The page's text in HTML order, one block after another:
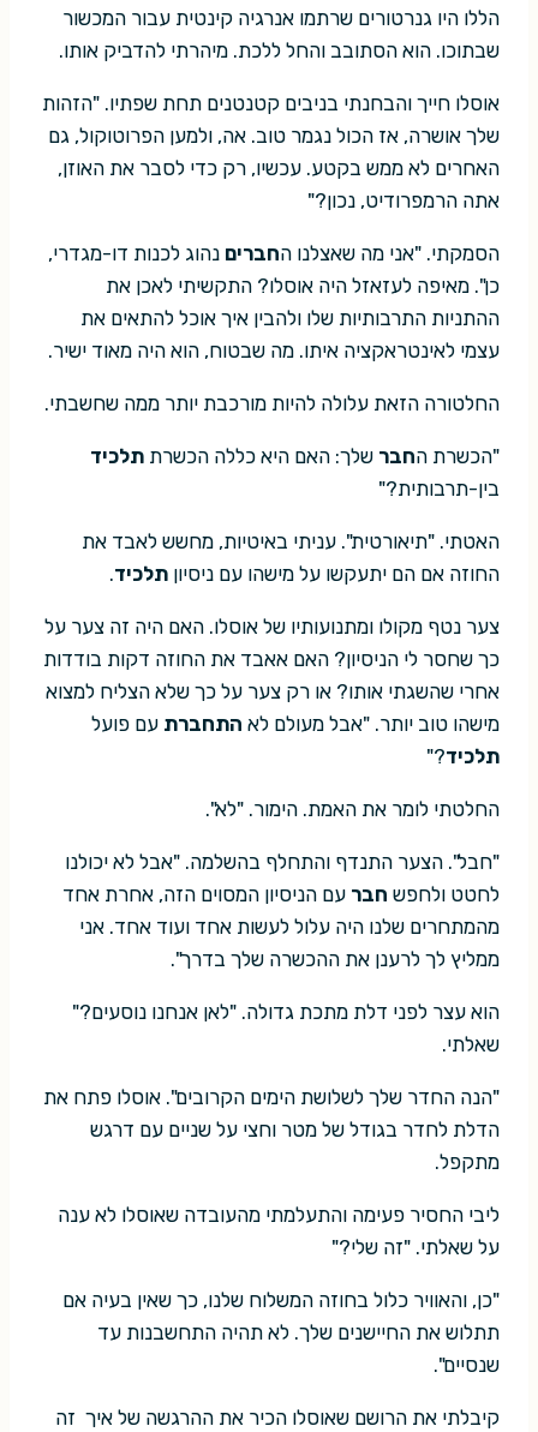
הללו היו גנרטורים שרתמו אנרגיה קינטית עבור המכשור
שבתוכו. הוא הסתובב והחל ללכת. מיהרתי להדביק אותו.
אוסלו חייך והבחנתי בניבים קטנטנים תחת שפתיו. "הזהות
שלך אושרה, אז הכול נגמר טוב. אה, ולמען הפרוטוקול, גם
האחרים לא ממש בקטע. עכשיו, רק כדי לסבר את האוזן,
אתה הרמפרודיט, נכון?"
הסמקתי. "אני מה שאצלנו החברים נהוג לכנות דו-מגדרי,
כן". מאיפה לעזאזל היה אוסלו? התקשיתי לאכן את
ההתניות התרבותיות שלו ולהבין איך אוכל להתאים את
עצמי לאינטראקציה איתו. מה שבטוח, הוא היה מאוד ישיר.
החלטורה הזאת עלולה להיות מורכבת יותר ממה שחשבתי.
"הכשרת החבר שלך: האם היא כללה הכשרת תלכיד
בין-תרבותית?"
האטתי. "תיאורטית". עניתי באיטיות, מחשש לאבד את
החוזה אם הם יתעקשו על מישהו עם ניסיון תלכיד.
צער נטף מקולו ומתנועותיו של אוסלו. האם היה זה צער על
כך שחסר לי הניסיון? האם אאבד את החוזה דקות בודדות
אחרי שהשגתי אותו? או רק צער על כך שלא הצליח למצוא
מישהו טוב יותר. "אבל מעולם לא התחברת עם פועל
תלכיד?"
החלטתי לומר את האמת. הימור. "לא".
"חבל". הצער התנדף והתחלף בהשלמה. "אבל לא יכולנו
לחטט ולחפש חבר עם הניסיון המסוים הזה, אחרת אחד
מהמתחרים שלנו היה עלול לעשות אחד ועוד אחד. אני
ממליץ לך לרענן את ההכשרה שלך בדרך".
הוא עצר לפני דלת מתכת גדולה. "לאן אנחנו נוסעים?"
שאלתי.
"הנה החדר שלך לשלושת הימים הקרובים". אוסלו פתח את
הדלת לחדר בגודל של מטר וחצי על שניים עם דרגש
מתקפל.
ליבי החסיר פעימה והתעלמתי מהעובדה שאוסלו לא ענה
על שאלתי. "זה שלי?"
"כן, והאוויר כלול בחוזה המשלוח שלנו, כך שאין בעיה אם
תתלוש את החיישנים שלך. לא תהיה התחשבנות עד
שנסיים".
קיבלתי את הרושם שאוסלו הכיר את ההרגשה של איך זה